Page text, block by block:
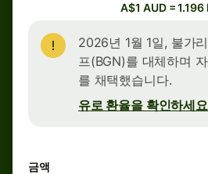
A$1 AUD = 1.196
2026년 1월 1일, 불가
프(BGN)를 대체하며
를 채택했습니다.
유로 환율을 확인하세요
금액